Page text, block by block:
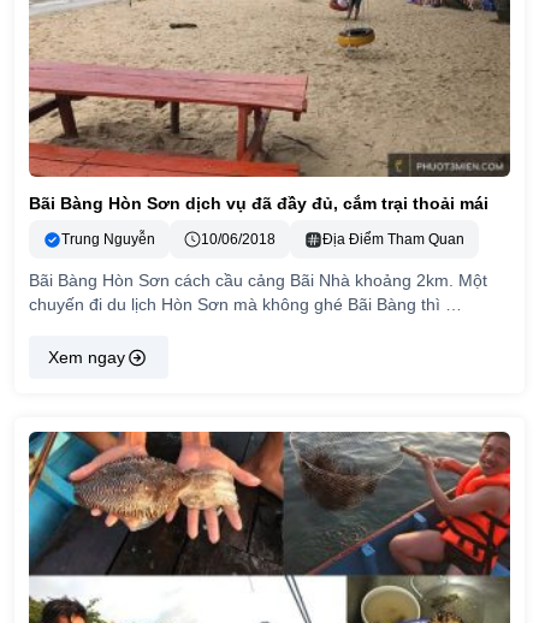
Bãi Bàng Hòn Sơn dịch vụ đã đầy đủ, cắm trại thoải mái
Trung Nguyễn 10/06/2018 Địa Điểm Tham Quan
Bãi Bàng Hòn Sơn cách cầu cảng Bãi Nhà khoảng 2km. Một
chuyến đi du lịch Hòn Sơn mà không ghé Bãi Bàng thì …
Xem ngay